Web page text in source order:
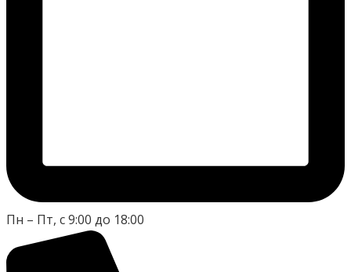
Пн – Пт, с 9:00 до 18:00